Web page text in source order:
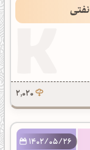
2,020
1402/05/26